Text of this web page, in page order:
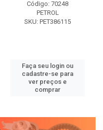
Código: 70248
PETROL
SKU: PET386115
Faça seu login ou
cadastre-se para
ver preços e
comprar